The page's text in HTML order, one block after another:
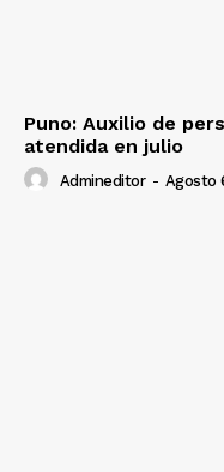
Puno: Auxilio de
atendida en julio
Admineditor - Agosto